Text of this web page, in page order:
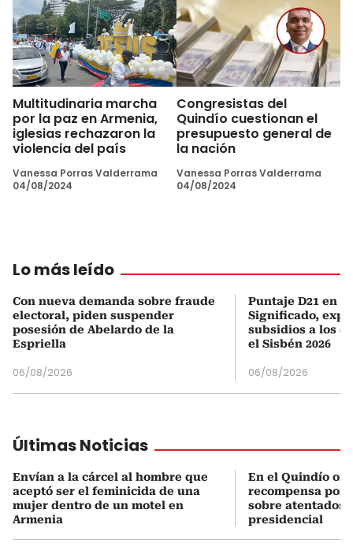
Multitudinaria marcha
por la paz en Armenia,
iglesias rechazaron la
violencia del país
Vanessa Porras Valderrama
04/08/2024
Congresistas del
Quindío cuestionan el
presupuesto general de
la nación
Vanessa Porras Valderrama
04/08/2024
Lo más leído
Con nueva demanda sobre fraude
electoral, piden suspender
posesión de Abelardo de la
Espriella
06/08/2026
Puntaje D21 en
Significado,
subsidios a los
el Sisbén 2026
06/08/2026
Últimas Noticias
Envían a la cárcel al hombre que
aceptó ser el feminicida de una
mujer dentro de un motel en
Armenia
En el Quindío
recompensa por
sobre atentados
presidencial